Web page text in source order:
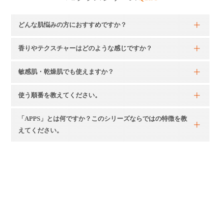
どんな肌悩みの方におすすめですか？
香りやテクスチャーはどのような感じですか？
敏感肌・乾燥肌でも使えますか？
使う順番を教えてください。
「APPS」とは何ですか？このシリーズならではの特徴を教
えてください。